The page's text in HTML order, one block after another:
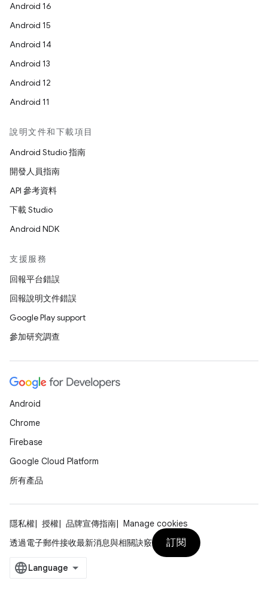
Android 16
Android 15
Android 14
Android 13
Android 12
Android 11
說明文件和下載項目
Android Studio 指南
開發人員指南
API 參考資料
下載 Studio
Android NDK
支援服務
回報平台錯誤
回報說明文件錯誤
Google Play support
參加研究調查
Android
Chrome
Firebase
Google Cloud Platform
所有產品
隱私權 授權 品牌宣傳指南
Manage cookies
透過電子郵件接收最新消息與相關訣竅
訂閱